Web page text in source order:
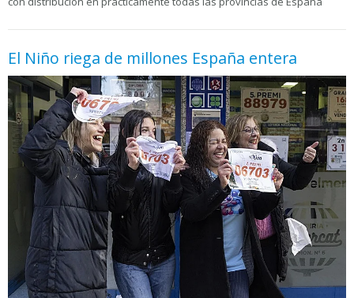
El Niño riega de millones España entera